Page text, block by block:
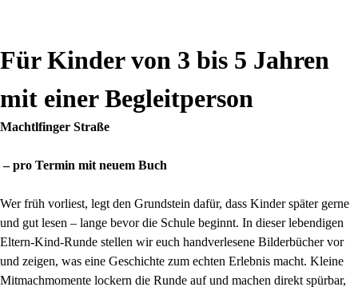
Für Kinder von 3 bis 5 Jahren
mit einer Begleitperson
Machtlfinger Straße
– pro Termin mit neuem Buch
Wer früh vorliest, legt den Grundstein dafür, dass Kinder später gerne
und gut lesen – lange bevor die Schule beginnt. In dieser lebendigen
Eltern-Kind-Runde stellen wir euch handverlesene Bilderbücher vor
und zeigen, was eine Geschichte zum echten Erlebnis macht. Kleine
Mitmachmomente lockern die Runde auf und machen direkt spürbar,